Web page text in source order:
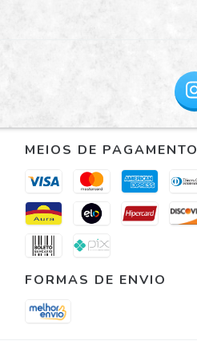
MEIOS DE PAGAMENTO
FORMAS DE ENVIO